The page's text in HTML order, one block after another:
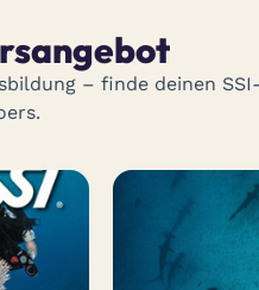
– finde deinen SSI-